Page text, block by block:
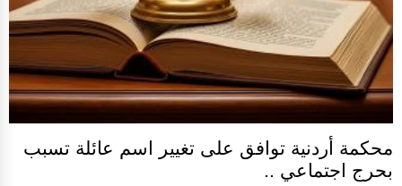
محكمة أردنية توافق على تغيير اسم عائلة تسبب
بحرج اجتماعي ..